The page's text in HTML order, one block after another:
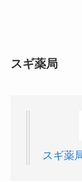
スギ薬局
スギ薬